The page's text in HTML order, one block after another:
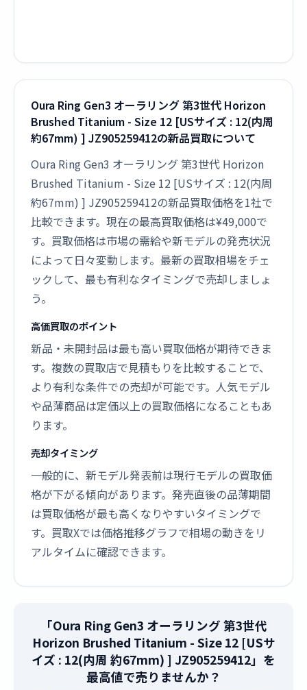
Oura Ring Gen3 オーラリング 第3世代 Horizon
Brushed Titanium - Size 12 [USサイズ : 12(内周
約67mm) ] JZ905259412の新品買取について
Oura Ring Gen3 オーラリング 第3世代 Horizon
Brushed Titanium - Size 12 [USサイズ : 12(内周
約67mm) ] JZ905259412の新品買取価格を1社で
比較できます。現在の最高買取価格は¥49,000で
す。買取価格は市場の需給や新モデルの発売状況
によって日々変動します。最新の買取相場をチェ
ックして、最も有利なタイミングで売却しましょ
う。
高価買取のポイント
新品・未開封品は最も高い買取価格が期待できま
す。複数の買取店で見積もりを比較することで、
より有利な条件での売却が可能です。人気モデル
や品薄商品は定価以上の買取価格になることもあ
ります。
売却タイミング
一般的に、新モデル発表前は現行モデルの買取価
格が下がる傾向があります。発売直後の品薄期間
は買取価格が最も高くなりやすいタイミングで
す。買取Xでは価格推移グラフで相場の動きをリ
アルタイムに確認できます。
「Oura Ring Gen3 オーラリング 第3世代
Horizon Brushed Titanium - Size 12 [USサ
イズ : 12(内周 約67mm) ] JZ905259412」を
最高値で売りませんか？